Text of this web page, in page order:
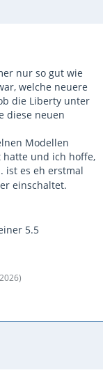
nur so gut wie
welche neuere
die Liberty unter
diese neuen
Modellen
und ich hoffe,
ist es eh erstmal
einschaltet.
5.5
)